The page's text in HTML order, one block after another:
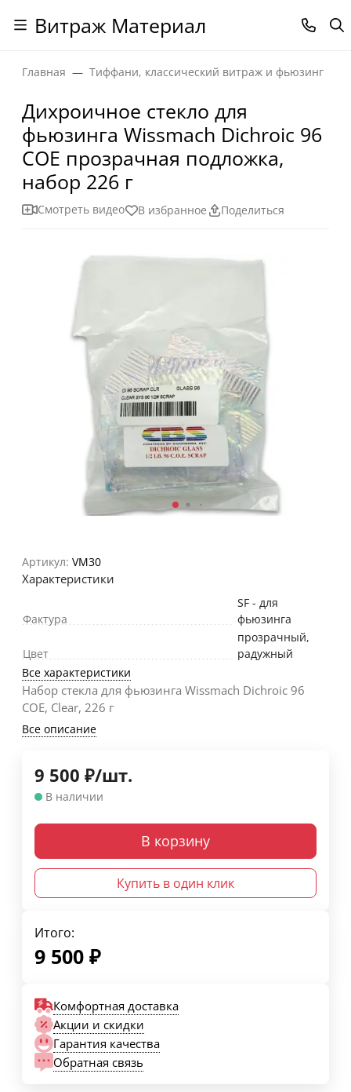
Витраж Материал
Главная Тиффани, классический витраж и фьюзинг
Дихроичное стекло для
фьюзинга Wissmach Dichroic 96
COE прозрачная подложка,
набор 226 г
Смотреть видео В избранное Поделиться
Артикул: VM30
Характеристики
Фактура
SF - для
фьюзинга
Цвет
прозрачный,
радужный
Все характеристики
Набор стекла для фьюзинга Wissmach Dichroic 96
COE, Clear, 226 г
Все описание
9 500 ₽/шт.
В наличии
В корзину
Купить в один клик
Итого:
9 500 ₽
Комфортная доставка
Акции и скидки
Гарантия качества
Обратная связь